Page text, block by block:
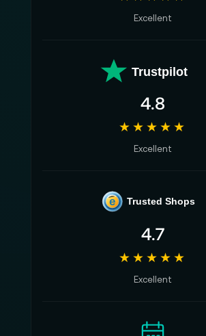
Excellent
Trustpilot
4.8
★★★★★
Excellent
e Trusted Shops
4.7
★★★★★
Excellent